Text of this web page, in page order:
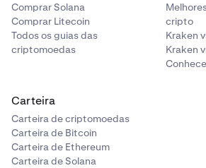
Comprar Solana
Comprar Litecoin
Todos os guias das
criptomoedas
cripto
Kraken
Kraken
Carteira
Carteira de criptomoedas
Carteira de Bitcoin
Carteira de Ethereum
Carteira de Solana